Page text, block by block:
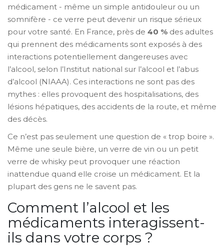
médicament - même un simple antidouleur ou un
somnifère - ce verre peut devenir un risque sérieux
pour votre santé. En France, près de 40 % des adultes
qui prennent des médicaments sont exposés à des
interactions potentiellement dangereuses avec
l’alcool, selon l’Institut national sur l’alcool et l’abus
d’alcool (NIAAA). Ces interactions ne sont pas des
mythes : elles provoquent des hospitalisations, des
lésions hépatiques, des accidents de la route, et même
des décès.
Ce n’est pas seulement une question de « trop boire ».
Même une seule bière, un verre de vin ou un petit
verre de whisky peut provoquer une réaction
inattendue quand elle croise un médicament. Et la
plupart des gens ne le savent pas.
Comment l’alcool et les
médicaments interagissent-
ils dans votre corps ?